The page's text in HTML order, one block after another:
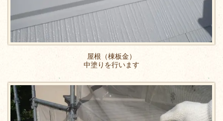
屋根（棟板金）
中塗りを行います